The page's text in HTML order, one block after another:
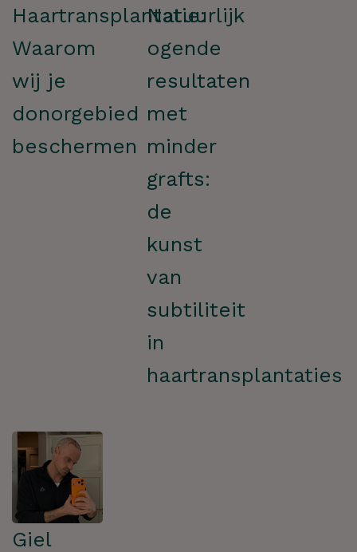
Hoe kunnen we je
Haartransplantatie:
Waarom
wij je
donorgebied
beschermen
Natuurlijk
ogende
resultaten
met
minder
grafts:
de
kunst
van
subtiliteit
in
haartransplantaties
Giel